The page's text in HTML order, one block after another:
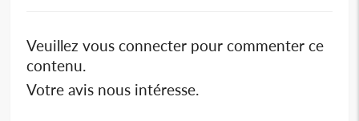
Veuillez vous connecter pour commenter ce
contenu.
Votre avis nous intéresse.